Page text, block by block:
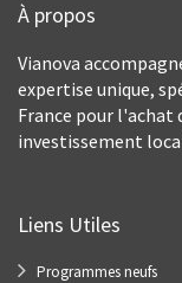
À propos
Vianova
expertise unique,
France pour l'achat
investissement
Liens Utiles
Programmes neufs